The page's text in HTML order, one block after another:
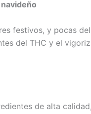
festivos, y pocas
del THC y el
de alta